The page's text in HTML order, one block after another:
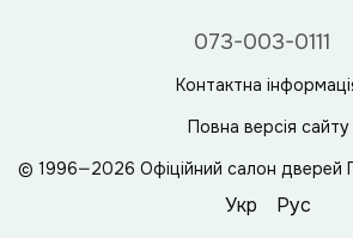
073-003-0111
Контактна
Повна версія сайту
© 1996—2026 Офіційний салон дверей
Укр Рус